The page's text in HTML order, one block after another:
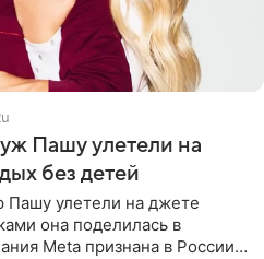
Пашу улетели на
без детей
Пашу улетели на джете
она поделилась в
Meta признана в России